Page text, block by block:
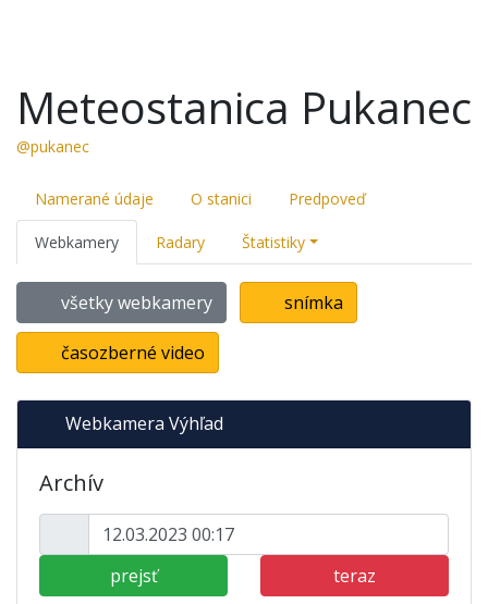
Meteostanica Pukanec
@pukanec
Namerané údaje O stanici Predpoveď
Webkamery Radary Štatistiky
všetky webkamery snímka
časozberné video
Webkamera Výhľad
Archív
prejsť teraz